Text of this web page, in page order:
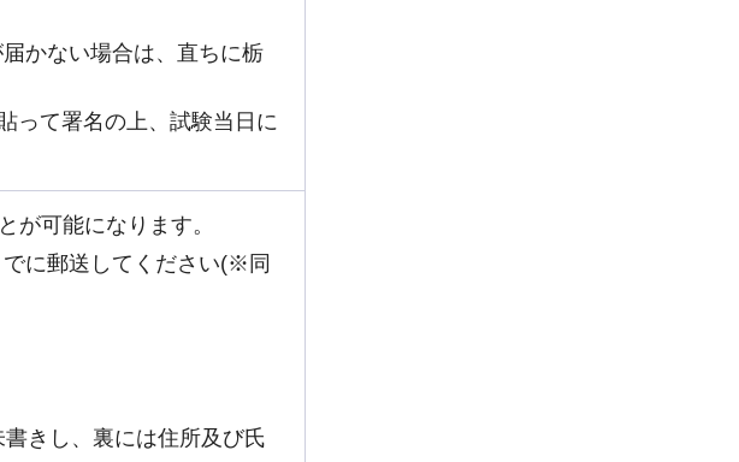
かない場合は、直ちに栃
って署名の上、試験当日に
が可能になります。
に郵送してください(※同
きし、裏には住所及び氏